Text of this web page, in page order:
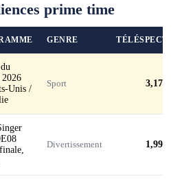
prime time
GENRE
2026
Unis /
Sport 3,17 M
Divertissement 1,99 M